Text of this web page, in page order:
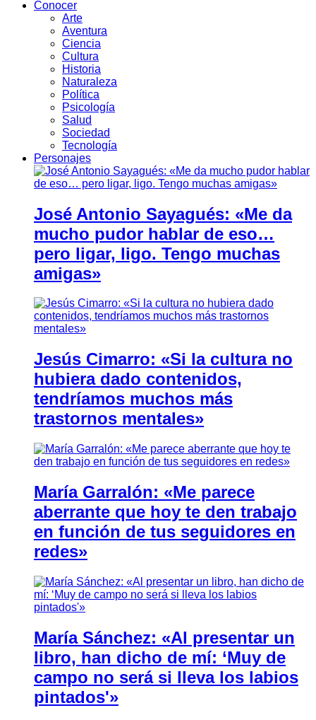
Conocer
Arte
Aventura
Ciencia
Cultura
Historia
Naturaleza
Política
Psicología
Salud
Sociedad
Tecnología
Personajes
José Antonio Sayagués: «Me da
mucho pudor hablar de eso…
pero ligar, ligo. Tengo muchas
amigas»
Jesús Cimarro: «Si la cultura no
hubiera dado contenidos,
tendríamos muchos más
trastornos mentales»
María Garralón: «Me parece
aberrante que hoy te den trabajo
en función de tus seguidores en
redes»
María Sánchez: «Al presentar un
libro, han dicho de mí: ‘Muy de
campo no será si lleva los labios
pintados'»